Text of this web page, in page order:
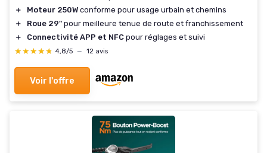
＋
Moteur 250W conforme pour usage urbain et chemins
＋
Roue 29" pour meilleure tenue de route et franchissement
＋
Connectivité APP et NFC pour réglages et suivi
★★★★★
★★★★★ 4,8/5 — 12 avis
Voir l'offre